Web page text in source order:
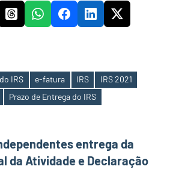
IRS e-fatura IRS
IRS 2021
Prazo de Entrega do IRS
entrega da
da Atividade e Declaração